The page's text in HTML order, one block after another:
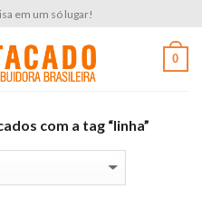
em um só lugar!
0
com a tag “linha”